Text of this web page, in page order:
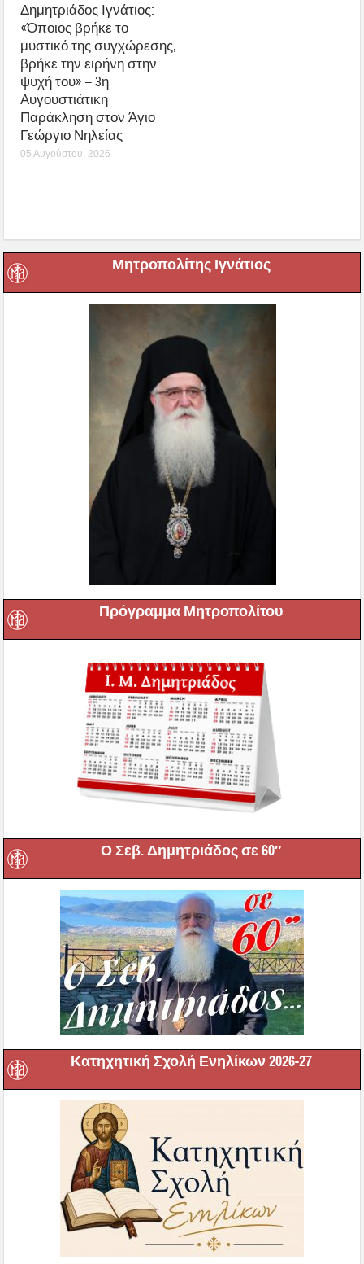
Δημητριάδος Ιγνάτιος:
«Όποιος βρήκε το
μυστικό της συγχώρεσης,
βρήκε την ειρήνη στην
ψυχή του» – 3η
Αυγουστιάτικη
Παράκληση στον Άγιο
Γεώργιο Νηλείας
05 Αυγούστου, 2026
Μητροπολίτης Ιγνάτιος
Πρόγραμμα Μητροπολίτου
Ο Σεβ. Δημητριάδος σε 60″
Κατηχητική Σχολή Ενηλίκων 2026-27